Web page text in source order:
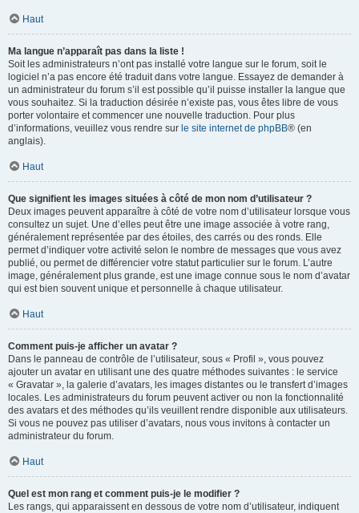
Haut
Ma langue n’apparaît pas dans la liste !
Soit les administrateurs n’ont pas installé votre langue sur le forum, soit le
logiciel n’a pas encore été traduit dans votre langue. Essayez de demander à
un administrateur du forum s’il est possible qu’il puisse installer la langue que
vous souhaitez. Si la traduction désirée n’existe pas, vous êtes libre de vous
porter volontaire et commencer une nouvelle traduction. Pour plus
d’informations, veuillez vous rendre sur le site internet de phpBB® (en
anglais).
Haut
Que signifient les images situées à côté de mon nom d’utilisateur ?
Deux images peuvent apparaître à côté de votre nom d’utilisateur lorsque vous
consultez un sujet. Une d’elles peut être une image associée à votre rang,
généralement représentée par des étoiles, des carrés ou des ronds. Elle
permet d’indiquer votre activité selon le nombre de messages que vous avez
publié, ou permet de différencier votre statut particulier sur le forum. L’autre
image, généralement plus grande, est une image connue sous le nom d’avatar
qui est bien souvent unique et personnelle à chaque utilisateur.
Haut
Comment puis-je afficher un avatar ?
Dans le panneau de contrôle de l’utilisateur, sous « Profil », vous pouvez
ajouter un avatar en utilisant une des quatre méthodes suivantes : le service
« Gravatar », la galerie d’avatars, les images distantes ou le transfert d’images
locales. Les administrateurs du forum peuvent activer ou non la fonctionnalité
des avatars et des méthodes qu’ils veuillent rendre disponible aux utilisateurs.
Si vous ne pouvez pas utiliser d’avatars, nous vous invitons à contacter un
administrateur du forum.
Haut
Quel est mon rang et comment puis-je le modifier ?
Les rangs, qui apparaissent en dessous de votre nom d’utilisateur, indiquent